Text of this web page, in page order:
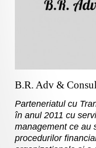
B.R. Adv &
Parteneriatul cu
în anul 2011 cu
management ce au
procedurilor